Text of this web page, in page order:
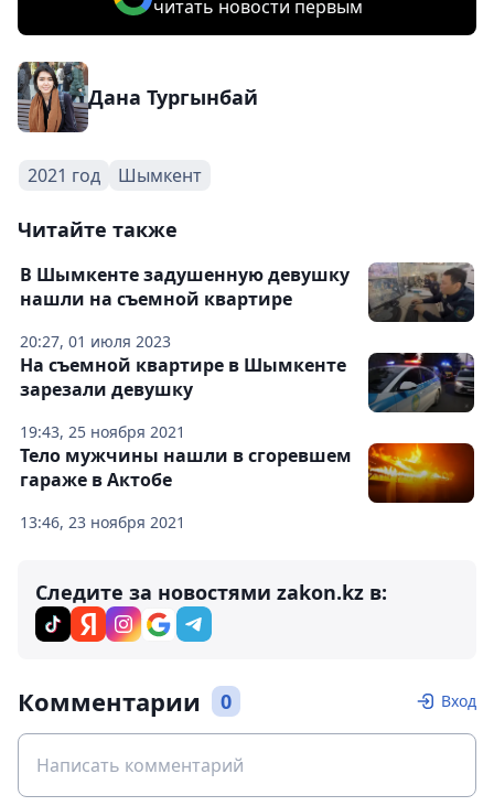
читать новости первым
Дана Тургынбай
2021 год Шымкент
Читайте также
20:27, 01 июля 2023
В Шымкенте задушенную девушку
нашли на съемной квартире
19:43, 25 ноября 2021
На съемной квартире в Шымкенте
зарезали девушку
13:46, 23 ноября 2021
Тело мужчины нашли в сгоревшем
гараже в Актобе
Следите за новостями zakon.kz в:
Комментарии 0 Вход